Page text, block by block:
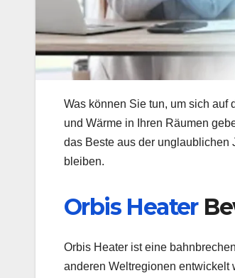
Was können Sie tun, um sich auf
und Wärme in Ihren Räumen
das Beste aus der unglaublichen
bleiben.
Orbis Heater
Orbis Heater ist eine
anderen Weltregionen entwickelt